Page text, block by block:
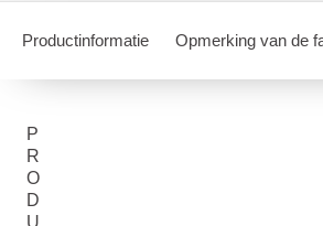
Productinformatie Opmerking van de
P
R
O
D
U